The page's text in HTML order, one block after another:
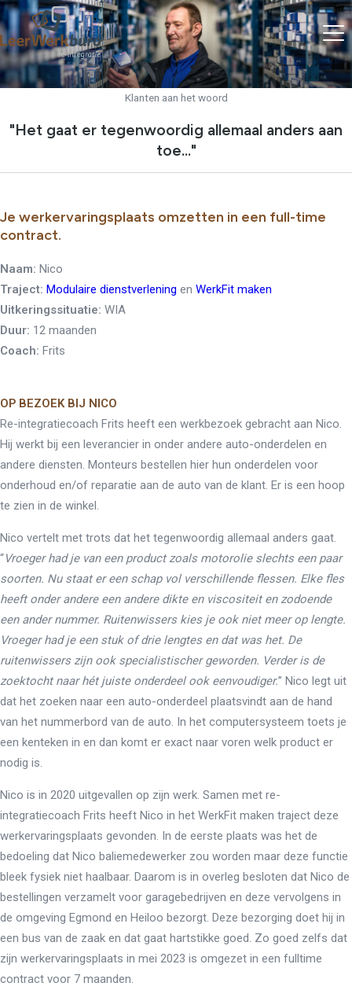
Klanten aan het woord
"Het gaat er tegenwoordig allemaal anders aan
toe..."
Je werkervaringsplaats omzetten in een full-time
contract.
Naam: Nico
Traject: Modulaire dienstverlening en WerkFit maken
Uitkeringssituatie: WIA
Duur: 12 maanden
Coach: Frits
OP BEZOEK BIJ NICO
Re-integratiecoach Frits heeft een werkbezoek gebracht aan Nico.
Hij werkt bij een leverancier in onder andere auto-onderdelen en
andere diensten. Monteurs bestellen hier hun onderdelen voor
onderhoud en/of reparatie aan de auto van de klant. Er is een hoop
te zien in de winkel.
Nico vertelt met trots dat het tegenwoordig allemaal anders gaat.
“Vroeger had je van een product zoals motorolie slechts een paar
soorten. Nu staat er een schap vol verschillende flessen. Elke fles
heeft onder andere een andere dikte en viscositeit en zodoende
een ander nummer. Ruitenwissers kies je ook niet meer op lengte.
Vroeger had je een stuk of drie lengtes en dat was het. De
ruitenwissers zijn ook specialistischer geworden. Verder is de
zoektocht naar hét juiste onderdeel ook eenvoudiger.” Nico legt uit
dat het zoeken naar een auto-onderdeel plaatsvindt aan de hand
van het nummerbord van de auto. In het computersysteem toets je
een kenteken in en dan komt er exact naar voren welk product er
nodig is.
Nico is in 2020 uitgevallen op zijn werk. Samen met re-
integratiecoach Frits heeft Nico in het WerkFit maken traject deze
werkervaringsplaats gevonden. In de eerste plaats was het de
bedoeling dat Nico baliemedewerker zou worden maar deze functie
bleek fysiek niet haalbaar. Daarom is in overleg besloten dat Nico de
bestellingen verzamelt voor garagebedrijven en deze vervolgens in
de omgeving Egmond en Heiloo bezorgt. Deze bezorging doet hij in
een bus van de zaak en dat gaat hartstikke goed. Zo goed zelfs dat
zijn werkervaringsplaats in mei 2023 is omgezet in een fulltime
contract voor 7 maanden.